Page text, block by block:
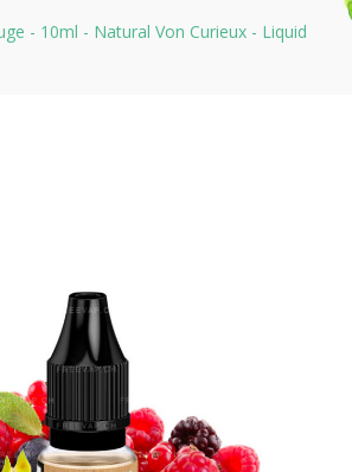
- 10ml - Natural Von Curieux - Liquid